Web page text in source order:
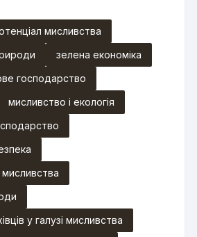
мисливства
зелена економіка
господарство
мисливство і екологія
мисливства
у галузі мисливства